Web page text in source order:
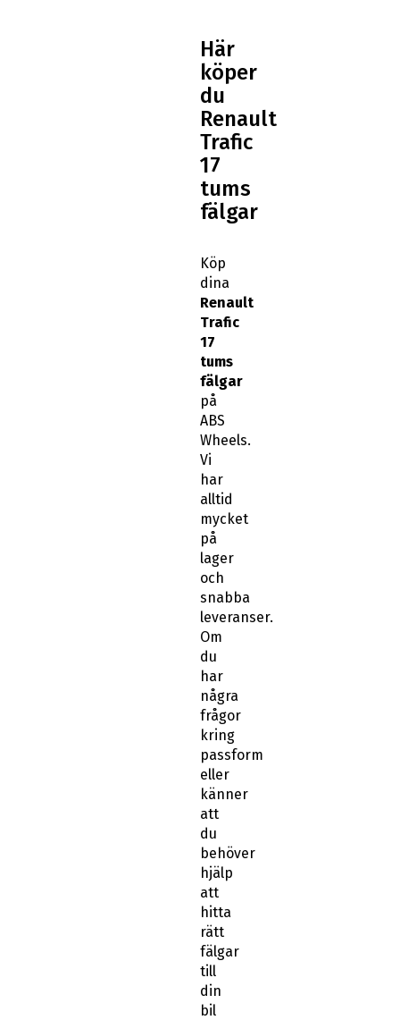
Här
köper
du
Renault
Trafic
17
tums
fälgar
Köp
dina
Renault
Trafic
17
tums
fälgar
på
ABS
Wheels.
Vi
har
alltid
mycket
på
lager
och
snabba
leveranser.
Om
du
har
några
frågor
kring
passform
eller
känner
att
du
behöver
hjälp
att
hitta
rätt
fälgar
till
din
bil